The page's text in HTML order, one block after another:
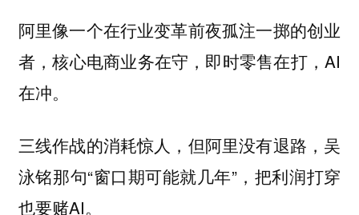
阿里像一个在行业变革前夜孤注一掷的创业
者，核心电商业务在守，即时零售在打，AI
在冲。
三线作战的消耗惊人，但阿里没有退路，吴
泳铭那句“窗口期可能就几年”，把利润打穿
也要赌AI。